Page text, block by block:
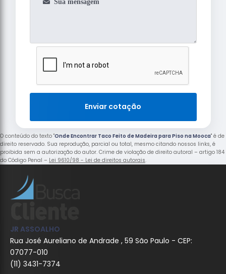
Enviar cotação
O conteúdo do texto "Onde Encontrar Taco Feito de Madeira para Piso na Mooca" é de
direito reservado. Sua reprodução, parcial ou total, mesmo citando nossos links, é
proibida sem a autorização do autor. Crime de violação de direito autoral – artigo 184
do Código Penal – Lei 9610/98 - Lei de direitos autorais.
JR ASSOALHO
Rua José Aureliano de Andrade , 59 São Paulo - CEP:
07077-010
(11) 3431-7374